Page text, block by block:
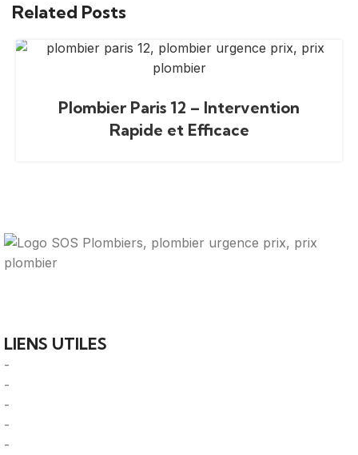
Related Posts
Plombier Paris 12 – Intervention
Rapide et Efficace
LIENS UTILES
-
-
-
-
-